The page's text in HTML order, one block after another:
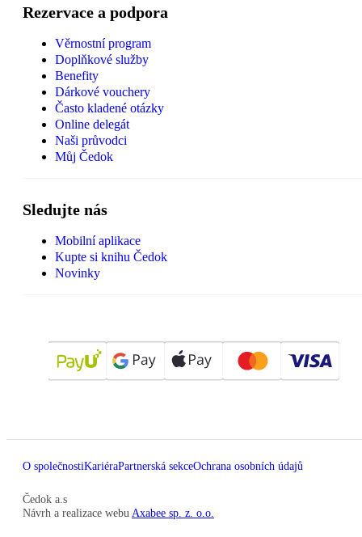
Rezervace a podpora
Věrnostní program
Doplňkové služby
Benefity
Dárkové vouchery
Často kladené otázky
Online delegát
Naši průvodci
Můj Čedok
Sledujte nás
Mobilní aplikace
Kupte si knihu Čedok
Novinky
O společnostiKariéraPartnerská sekceOchrana osobních údajů
Čedok a.s
Návrh a realizace webu Axabee sp. z. o.o.